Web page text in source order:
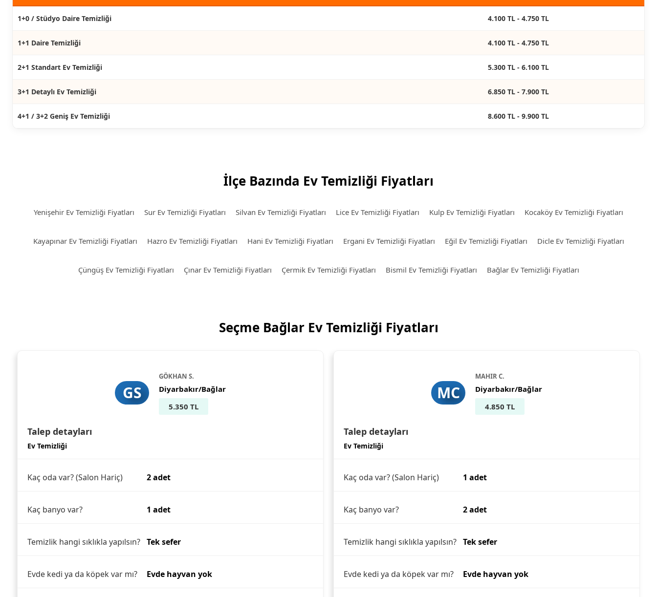
1+0 / Stüdyo Daire Temizliği 4.100 TL - 4.750 TL
1+1 Daire Temizliği 4.100 TL - 4.750 TL
2+1 Standart Ev Temizliği 5.300 TL - 6.100 TL
3+1 Detaylı Ev Temizliği 6.850 TL - 7.900 TL
4+1 / 3+2 Geniş Ev Temizliği 8.600 TL - 9.900 TL
İlçe Bazında Ev Temizliği Fiyatları
Yenişehir Ev Temizliği Fiyatları Sur Ev Temizliği Fiyatları Silvan Ev Temizliği Fiyatları Lice Ev Temizliği Fiyatları Kulp Ev Temizliği Fiyatları Kocaköy Ev Temizliği Fiyatları
Kayapınar Ev Temizliği Fiyatları Hazro Ev Temizliği Fiyatları Hani Ev Temizliği Fiyatları Ergani Ev Temizliği Fiyatları Eğil Ev Temizliği Fiyatları Dicle Ev Temizliği Fiyatları
Çüngüş Ev Temizliği Fiyatları Çınar Ev Temizliği Fiyatları Çermik Ev Temizliği Fiyatları Bismil Ev Temizliği Fiyatları Bağlar Ev Temizliği Fiyatları
Seçme Bağlar Ev Temizliği Fiyatları
GS
GÖKHAN S.
Diyarbakır/Bağlar
5.350 TL
Talep detayları
Ev Temizliği
Kaç oda var? (Salon Hariç) 2 adet
Kaç banyo var? 1 adet
Temizlik hangi sıklıkla yapılsın? Tek sefer
Evde kedi ya da köpek var mı? Evde hayvan yok
MC
MAHIR C.
Diyarbakır/Bağlar
4.850 TL
Talep detayları
Ev Temizliği
Kaç oda var? (Salon Hariç) 1 adet
Kaç banyo var? 2 adet
Temizlik hangi sıklıkla yapılsın? Tek sefer
Evde kedi ya da köpek var mı? Evde hayvan yok